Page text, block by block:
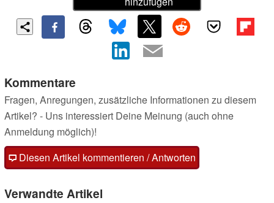
Kommentare
Fragen, Anregungen, zusätzliche Informationen zu diesem
Artikel? - Uns interessiert Deine Meinung (auch ohne
Anmeldung möglich)!
Diesen Artikel kommentieren / Antworten
Verwandte Artikel